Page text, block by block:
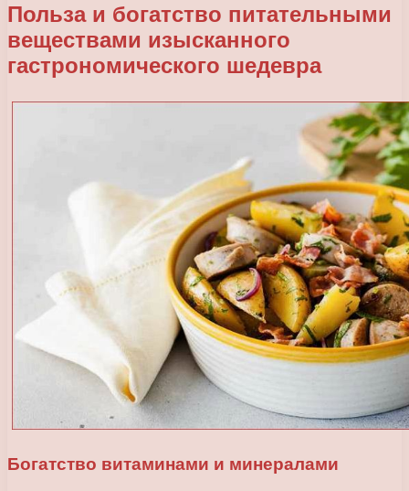
Польза и богатство питательными
веществами изысканного
гастрономического шедевра
Богатство витаминами и минералами